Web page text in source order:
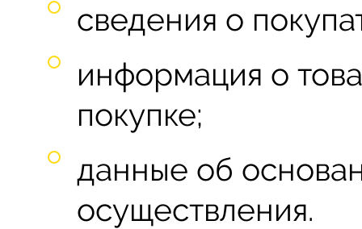
сведения о
информация о
покупке;
данные об
осуществления.